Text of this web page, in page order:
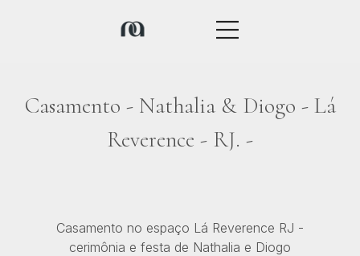
Casamento - Nathalia & Diogo - Lá
Reverence - RJ. -
Casamento no espaço Lá Reverence RJ -
cerimônia e festa de Nathalia e Diogo